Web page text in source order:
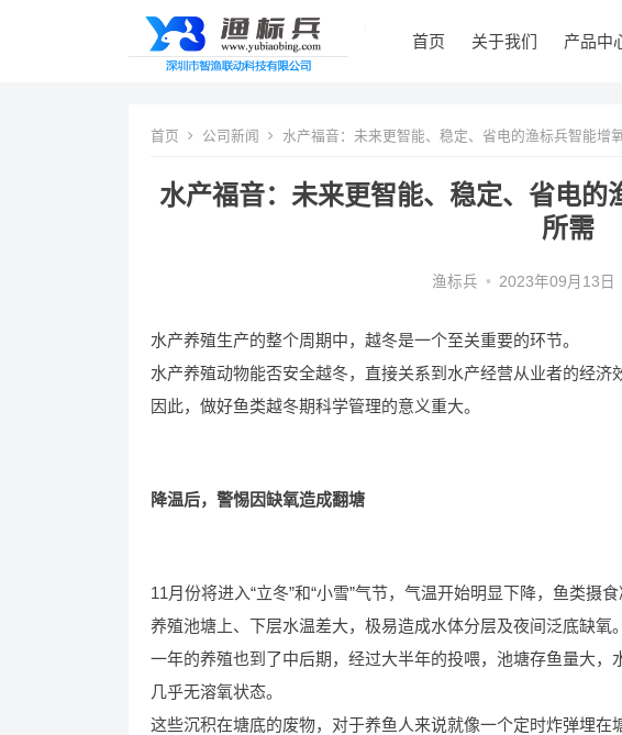
首页 关于我们 产品中
首页 公司新闻 水产福音：未来更智能、稳定、省电的渔标兵智能增
水产福音：未来更智能、稳定、省电的
所需
渔标兵 • 2023年09月13日
水产养殖生产的整个周期中，越冬是一个至关重要的环节。
水产养殖动物能否安全越冬，直接关系到水产经营从业者的经济
因此，做好鱼类越冬期科学管理的意义重大。
降温后，警惕因缺氧造成翻塘
11月份将进入“立冬”和“小雪”气节，气温开始明显下降，鱼类摄食
养殖池塘上、下层水温差大，极易造成水体分层及夜间泛底缺氧。
一年的养殖也到了中后期，经过大半年的投喂，池塘存鱼量大
几乎无溶氧状态。
这些沉积在塘底的废物，对于养鱼人来说就像一个定时炸弹埋在